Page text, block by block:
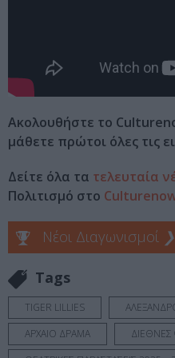
Ακολουθήστε το
μάθετε πρώτοι όλες τις
Δείτε όλα τα τελευταία
Πολιτισμό στο
Νέοι Διαγωνισμοί ❯
Tags
TIGER LILLIES
ΑΡΧΑΙΟ ΔΡΑΜΑ
ΔΙΕΘΝΕΣ